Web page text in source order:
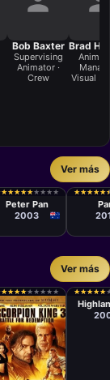
Bob Baxter
Supervising
Animator ·
Crew
Brad
Visual
Ver más
★
★★
★★
★★
★★
★★
★ ★
★ ★
★ ★
★
P.J. Hogan
Peter Pan
2003
★
★★
★★
★★
★★
★
Joe
Ver más
★
★★
★★
★★
★★
★ ★
★ ★
★ ★
★ ★
★ ★
★★
★★
★★
★★
★
Brett